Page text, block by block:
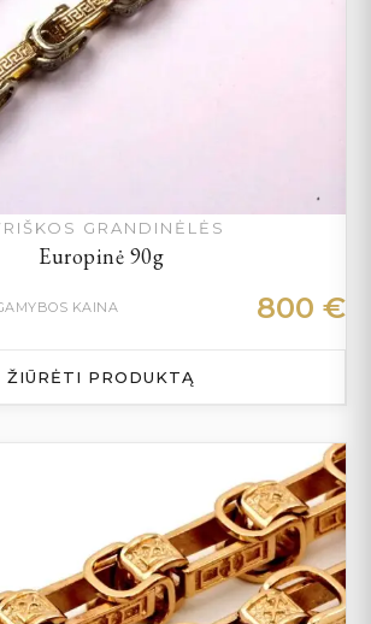
GRANDINĖLĖS
Europinė 90g
KAINA 800 €
ŽIŪRĖTI PRODUKTĄ